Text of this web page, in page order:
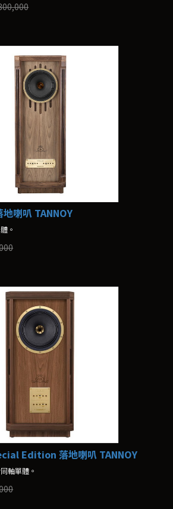
喇叭 TANNOY
。
Edition 落地喇叭 TANNOY
軸單體。